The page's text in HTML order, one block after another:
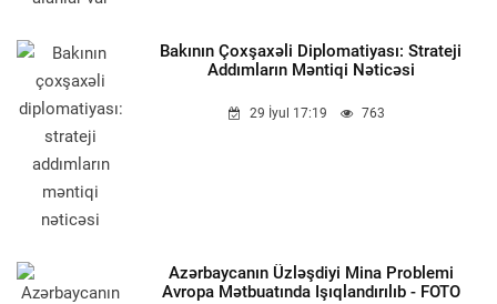
Bakının Çoxşaxəli Diplomatiyası: Strateji
Addımların Məntiqi Nəticəsi
29 İyul 17:19 763
Azərbaycanın Üzləşdiyi Mina Problemi
Avropa Mətbuatında Işıqlandırılıb - FOTO